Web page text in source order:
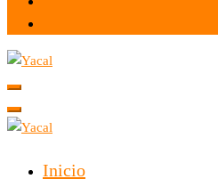
Yacal micro hosting
Inicio